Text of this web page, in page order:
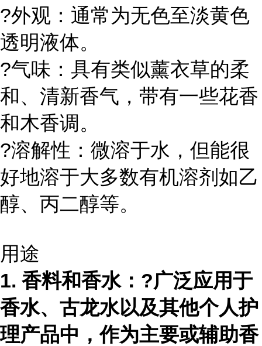
?外观：通常为无色至淡黄色
透明液体。
?气味：具有类似薰衣草的柔
和、清新香气，带有一些花香
和木香调。
?溶解性：微溶于水，但能很
好地溶于大多数有机溶剂如乙
醇、丙二醇等。
用途
1. 香料和香水：?广泛应用于
香水、古龙水以及其他个人护
理产品中，作为主要或辅助香